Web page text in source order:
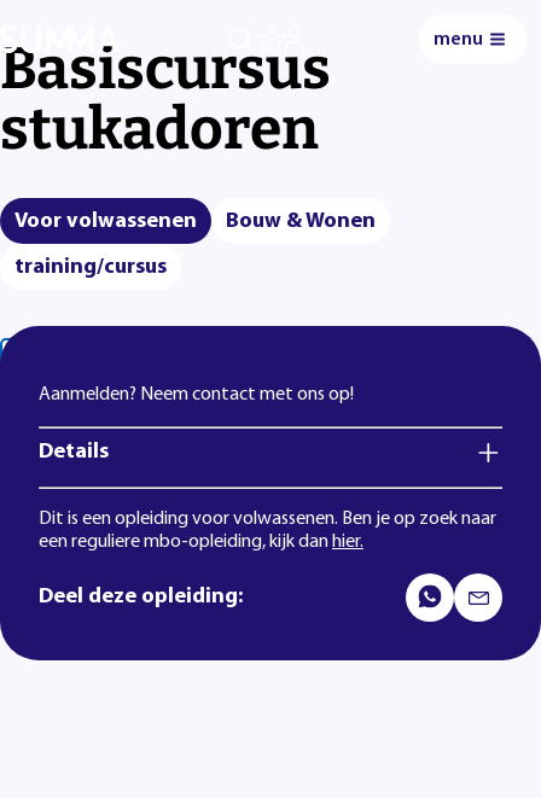
menu
Basiscursus
stukadoren
Voor volwassenen
Bouw & Wonen
training/cursus
Aanmelden? Neem contact met ons op!
Details
Dit is een opleiding voor volwassenen. Ben je op zoek naar
een reguliere mbo-opleiding, kijk danhier.
Deel deze opleiding: